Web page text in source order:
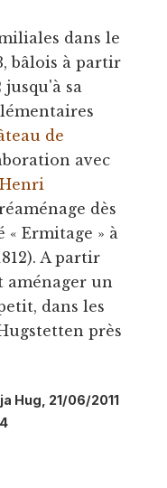
dans le
bâlois à partir
jusqu'à sa
de
avec
dès
« Ermitage » à
A partir
aménager un
dans les
près
Hug, 21/06/2011